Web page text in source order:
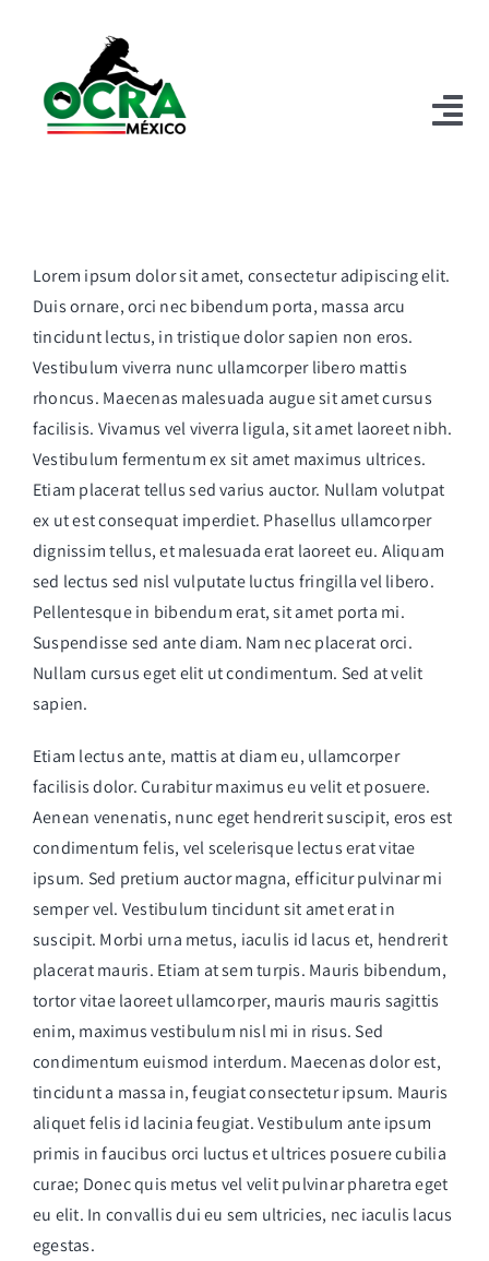
Por qué unirse
Convertirse en miembro
Eventos y Certificaciones
Lorem ipsum dolor sit amet, consectetur adipiscing elit.
Duis ornare, orci nec bibendum porta, massa arcu
tincidunt lectus, in tristique dolor sapien non eros.
Vestibulum viverra nunc ullamcorper libero mattis
rhoncus. Maecenas malesuada augue sit amet cursus
facilisis. Vivamus vel viverra ligula, sit amet laoreet nibh.
Vestibulum fermentum ex sit amet maximus ultrices.
Etiam placerat tellus sed varius auctor. Nullam volutpat
ex ut est consequat imperdiet. Phasellus ullamcorper
dignissim tellus, et malesuada erat laoreet eu. Aliquam
sed lectus sed nisl vulputate luctus fringilla vel libero.
Pellentesque in bibendum erat, sit amet porta mi.
Suspendisse sed ante diam. Nam nec placerat orci.
Nullam cursus eget elit ut condimentum. Sed at velit
sapien.
Etiam lectus ante, mattis at diam eu, ullamcorper
facilisis dolor. Curabitur maximus eu velit et posuere.
Aenean venenatis, nunc eget hendrerit suscipit, eros est
condimentum felis, vel scelerisque lectus erat vitae
ipsum. Sed pretium auctor magna, efficitur pulvinar mi
semper vel. Vestibulum tincidunt sit amet erat in
suscipit. Morbi urna metus, iaculis id lacus et, hendrerit
placerat mauris. Etiam at sem turpis. Mauris bibendum,
tortor vitae laoreet ullamcorper, mauris mauris sagittis
enim, maximus vestibulum nisl mi in risus. Sed
condimentum euismod interdum. Maecenas dolor est,
tincidunt a massa in, feugiat consectetur ipsum. Mauris
aliquet felis id lacinia feugiat. Vestibulum ante ipsum
primis in faucibus orci luctus et ultrices posuere cubilia
curae; Donec quis metus vel velit pulvinar pharetra eget
eu elit. In convallis dui eu sem ultricies, nec iaculis lacus
egestas.